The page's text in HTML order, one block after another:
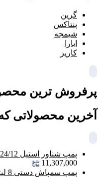
گرین
پنتاکس
شیمجه
ابارا
کاریز
پرفروش ترین
آخرین محصولاتی که
پمپ شناور استیل 24/12 ولت 40 متری 1 اینچ سولار
11,307,000
پمپ سمپاش دستی 8 لیتری مدل wild cattle